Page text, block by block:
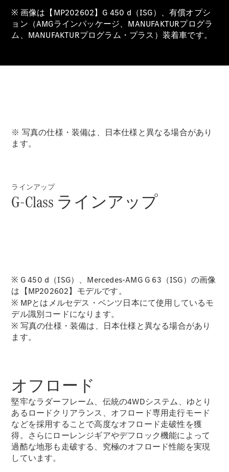
GLS
G-
Class
電気
Stationwagon
All
Brake
C-Class
Stationwagon
C-Class All-
Terrain
試乗リクエ
スト
オンライン
ショールー
ム
Compact
※ 画像は【MP202602】G 450 d（ISG）、有償オプシ
ョン（AMGラインパッケージ、MANUFAKTURプログラ
ム、MANUFAKTURプログラム・プラス）装着車です。
※ 写真の仕様・装備は、日本仕様と異なる場合があり
ます。
ラインアップ
G-Class ラインアップ
※ G 450 d（ISG）、Mercedes-AMG G 63（ISG）の画像
は【MP202602】モデルです。
※ MPとはメルセデス・ベンツ日本にて使用しているモ
デル識別コードになります。
※ 写真の仕様・装備は、日本仕様と異なる場合があり
ます。
オフロード
堅牢なラダーフレーム、伝統の4WDシステム、ゆとり
あるロードクリアランス、オフロード専用走行モード
などを採用することで高度なオフロード走破性を獲
得。さらにローレンジギアやデフロック機能によって
過酷な地形も走破する、究極のオフロード性能を実現
しています。